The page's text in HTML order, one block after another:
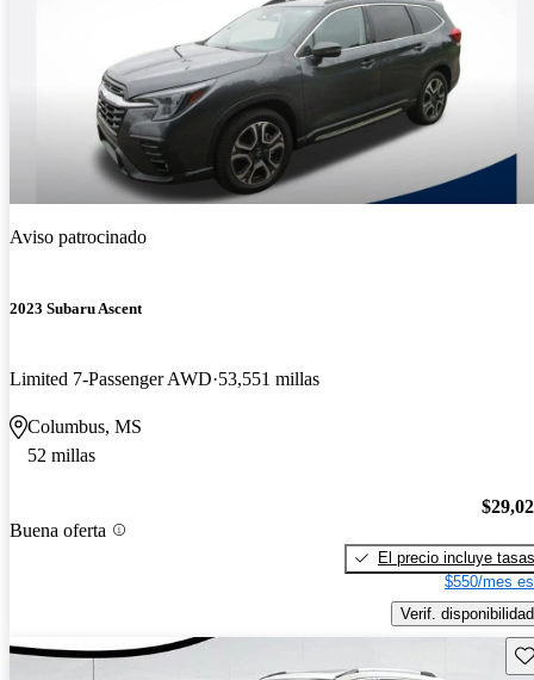
Aviso patrocinado
2023 Subaru Ascent
Limited 7-Passenger AWD 53,551 millas
Columbus, MS
52 millas
Buena oferta
El precio incluye tasas
$550/mes
Verif. disponibilidad